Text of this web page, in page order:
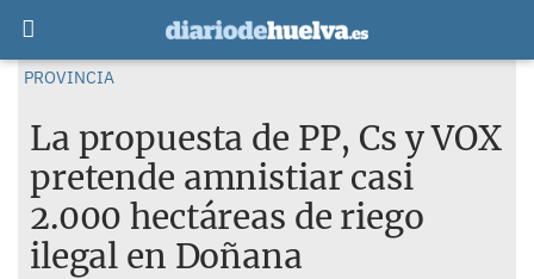
PROVINCIA
La propuesta de PP, Cs y VOX
pretende amnistiar casi
2.000 hectáreas de riego
ilegal en Doñana